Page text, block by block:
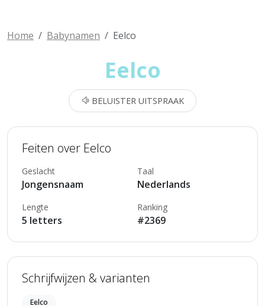
Home Babynamen Eelco
Eelco
BELUISTER UITSPRAAK
Feiten over Eelco
Geslacht
Jongensnaam
Taal
Nederlands
Lengte
5 letters
Ranking
#2369
Schrijfwijzen & varianten
Eelco